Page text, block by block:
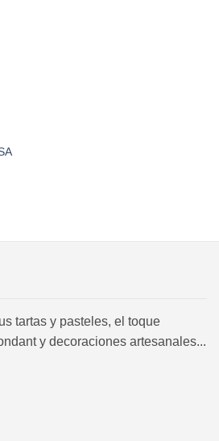
tartas y pasteles, el toque
y decoraciones artesanales...